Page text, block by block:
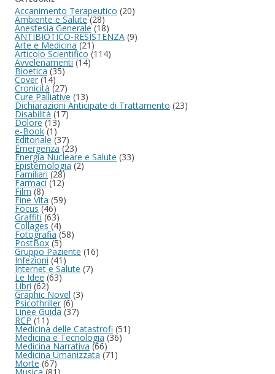
Accanimento Terapeutico (20)
Ambiente e Salute(28)
Anestesia Generale(18)
ANTIBIOTICO-RESISTENZA (9)
Arte e Medicina(21)
Articolo Scientifico (114)
Avvelenamenti(14)
Bioetica(35)
Cover(14)
Cronicità (27)
Cure Palliative (13)
Dichiarazioni Anticipate di Trattamento (23)
Disabilità(17)
Dolore(13)
e-Book(1)
Editoriale (37)
Emergenza (23)
Energia Nucleare e Salute (33)
Epistemologia(2)
Familiari(28)
Farmaci(12)
Film(8)
Fine Vita (59)
Focus(46)
Graffiti(63)
Collages (4)
Fotografia (58)
PostBox(5)
Gruppo Paziente (16)
Infezioni(41)
Internet e Salute (7)
Le Idee(63)
Libri(62)
Graphic Novel (3)
Psicothriller(6)
Linee Guida (37)
RCP(11)
Medicina delle Catastrofi (51)
Medicina e Tecnologia(36)
Medicina Narrativa(66)
Medicina Umanizzata (71)
Morte(67)
Musica(81)